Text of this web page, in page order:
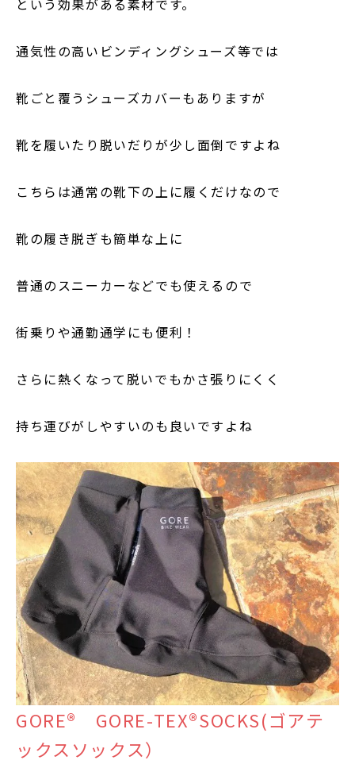
通気性の高いビンディングシューズ等では
靴ごと覆うシューズカバーもありますが
靴を履いたり脱いだりが少し面倒ですよね
こちらは通常の靴下の上に履くだけなので
靴の履き脱ぎも簡単な上に
普通のスニーカーなどでも使えるので
街乗りや通勤通学にも便利！
さらに熱くなって脱いでもかさ張りにくく
持ち運びがしやすいのも良いですよね
GORE® GORE-TEX®SOCKS(ゴアテ
ックスソックス）